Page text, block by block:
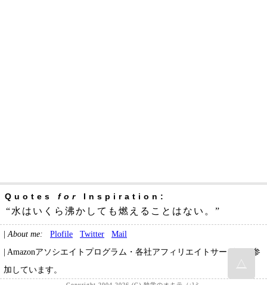
Quotes for Inspiration:
“水はいくら沸かしても燃えることはない。”
| About me: Plofile Twitter
Mail
| Amazonアソシエイトプログラム・各社アフィリエイトサービスに参
加しています。